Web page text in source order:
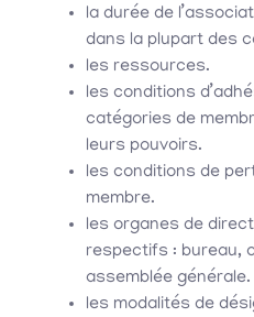
la durée de
dans la plupart des
les ressources.
les conditions
catégories de
leurs pouvoirs.
les conditions de
membre.
les organes de
respectifs : bureau,
assemblée générale.
les modalités de